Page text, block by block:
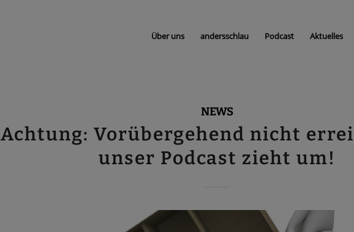
Über uns andersschlau Podcast Aktuelles
NEWS
Achtung: Vorübergehend nicht
unser Podcast zieht um!